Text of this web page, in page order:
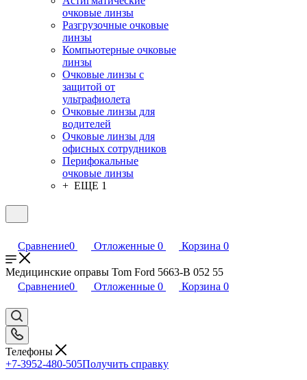
очковые линзы
Разгрузочные очковые
линзы
Компьютерные очковые
линзы
Очковые линзы с
защитой от
ультрафиолета
Очковые линзы для
водителей
Очковые линзы для
офисных сотрудников
Перифокальные
очковые линзы
+ ЕЩЕ 1
Сравнение0 Отложенные 0 Корзина 0
Медицинские оправы Tom Ford 5663-B 052 55
Сравнение0 Отложенные 0 Корзина 0
Телефоны
+7-3952-480-505Получить справку